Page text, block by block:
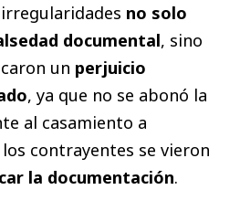
no solo
documental, sino
un perjuicio
, ya que no se abonó la
al casamiento a
contrayentes se vieron
la documentación.